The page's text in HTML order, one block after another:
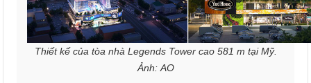
Thiết kế của tòa nhà Legends Tower cao 581 m tại Mỹ.
Ảnh: AO